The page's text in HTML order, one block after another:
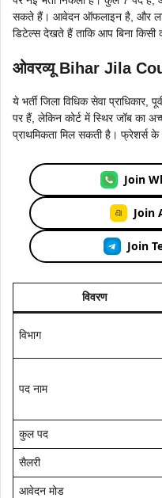
सकते हैं। आवेदन ऑफलाइन है, और
डिटेल्स देखते हैं ताकि आप बिना
ओवरव्यू Bihar Jila
ये भर्ती जिला विधिक सेवा प्राधिकार,
पर हैं, लेकिन कोर्ट में स्थिर जॉब का
प्राथमिकता मिल सकती है। फ्रेशर्स
Join
Join
Join
विवरण
विभाग
पद नाम
कुल पद
सैलरी
आवेदन मोड